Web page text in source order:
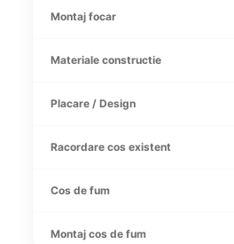
Montaj focar
Materiale constructie
Placare / Design
Racordare cos existent
Cos de fum
Montaj cos de fum